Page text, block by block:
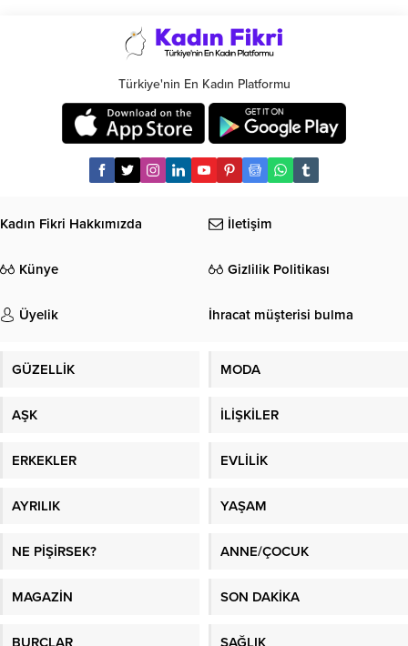
Türkiye'nin En Kadın Platformu
Kadın Fikri Hakkımızda İletişim
Künye Gizlilik Politikası
Üyelik İhracat müşterisi bulma
GÜZELLİK MODA
AŞK İLİŞKİLER
ERKEKLER EVLİLİK
AYRILIK YAŞAM
NE PİŞİRSEK? ANNE/ÇOCUK
MAGAZİN SON DAKİKA
BURÇLAR SAĞLIK